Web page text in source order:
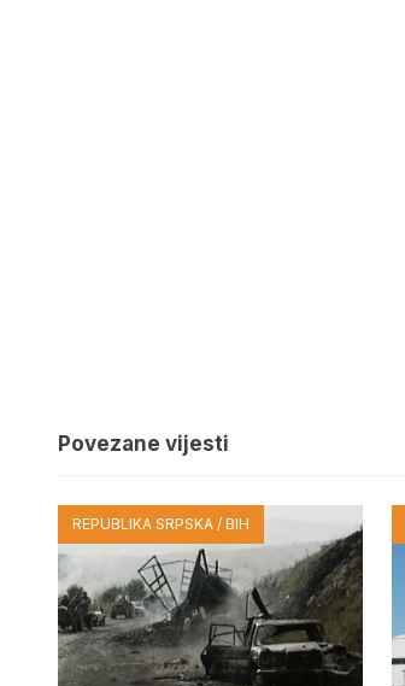
Povezane vijesti
REPUBLIKA SRPSKA / BIH